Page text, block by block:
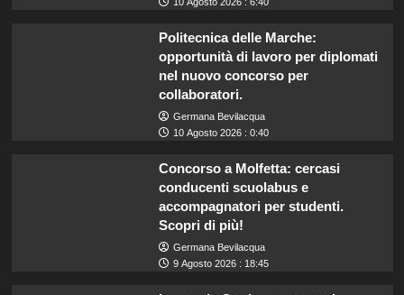
Politecnica delle Marche:
opportunità di lavoro per diplomati
nel nuovo concorso per
collaboratori.
Germana Bevilacqua
10 Agosto 2026 : 0:40
Concorso a Molfetta: cercasi
conducenti scuolabus e
accompagnatori per studenti.
Scopri di più!
Germana Bevilacqua
9 Agosto 2026 : 18:45